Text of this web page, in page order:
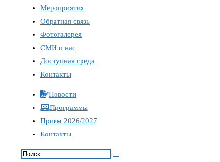
Мероприятия
Обратная связь
Фотогалерея
СМИ о нас
Доступная среда
Контакты
Новости
Программы
Прием 2026/2027
Контакты